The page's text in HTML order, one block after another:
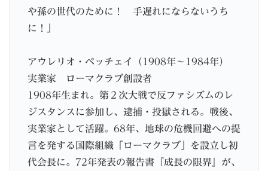
や孫の世代のために！ 手遅れにならないうち
に！」
アウレリオ・ペッチェイ（1908年～1984年）
実業家 ローマクラブ創設者
1908年生まれ。第２次大戦で反ファシズムのレ
ジスタンスに参加し、逮捕・投獄される。戦後、
実業家として活躍。68年、地球の危機回避への提
言を発する国際組織「ローマクラブ」を設立し初
代会長に。72年発表の報告書『成長の限界』が、